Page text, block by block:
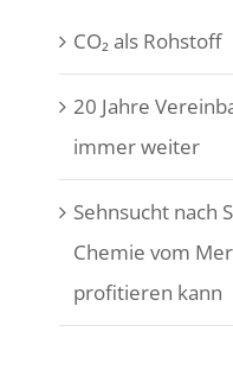
CO₂ als Rohstoff
20 Jahre
immer weiter
Sehnsucht nach
Chemie vom
profitieren kann